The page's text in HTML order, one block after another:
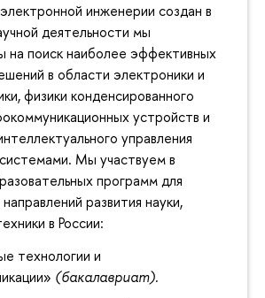
инженерии создан в
деятельности мы
на поиск наиболее эффективных
в области электроники и
физики конденсированного
устройств и
управления
Мы участвуем в
программ для
развития науки,
в России:
технологии и
(бакалавриат).